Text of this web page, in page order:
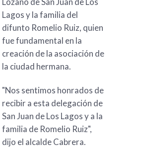
Lagos y la familia del
difunto Romelio Ruiz, quien
fue fundamental en la
creación de la asociación de
la ciudad hermana.
"Nos sentimos honrados de
recibir a esta delegación de
San Juan de Los Lagos y a la
familia de Romelio Ruiz",
dijo el alcalde Cabrera.